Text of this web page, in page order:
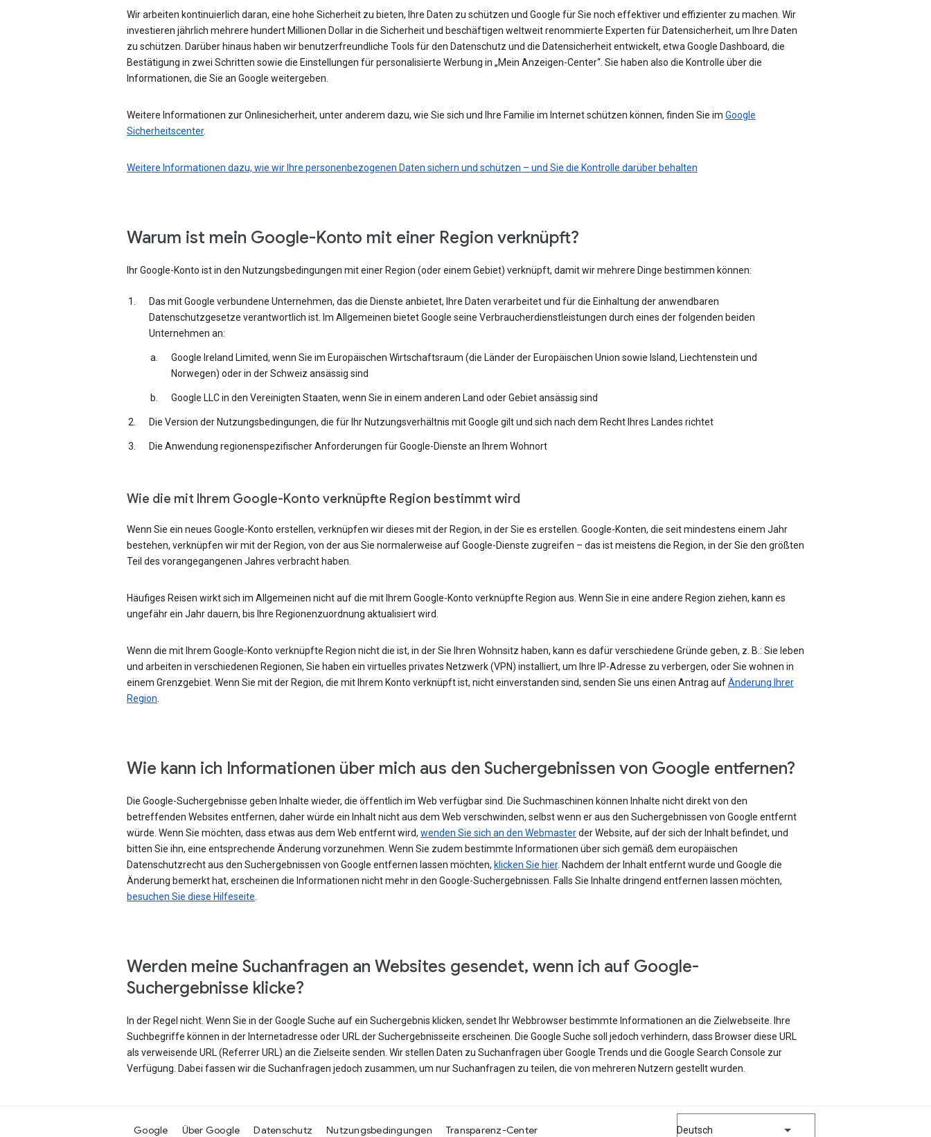
Wir arbeiten kontinuierlich daran, eine hohe Sicherheit zu bieten, Ihre Daten zu schützen und Google für Sie noch effektiver und effizienter zu machen. Wir
investieren jährlich mehrere hundert Millionen Dollar in die Sicherheit und beschäftigen weltweit renommierte Experten für Datensicherheit, um Ihre Daten
zu schützen. Darüber hinaus haben wir benutzerfreundliche Tools für den Datenschutz und die Datensicherheit entwickelt, etwa Google Dashboard, die
Bestätigung in zwei Schritten sowie die Einstellungen für personalisierte Werbung in „Mein Anzeigen-Center“. Sie haben also die Kontrolle über die
Informationen, die Sie an Google weitergeben.
Weitere Informationen zur Onlinesicherheit, unter anderem dazu, wie Sie sich und Ihre Familie im Internet schützen können, finden Sie im Google
Sicherheitscenter.
Weitere Informationen dazu, wie wir Ihre personenbezogenen Daten sichern und schützen – und Sie die Kontrolle darüber behalten
Warum ist mein Google-Konto mit einer Region verknüpft?
Ihr Google-Konto ist in den Nutzungsbedingungen mit einer Region (oder einem Gebiet) verknüpft, damit wir mehrere Dinge bestimmen können:
Das mit Google verbundene Unternehmen, das die Dienste anbietet, Ihre Daten verarbeitet und für die Einhaltung der anwendbaren
Datenschutzgesetze verantwortlich ist. Im Allgemeinen bietet Google seine Verbraucherdienstleistungen durch eines der folgenden beiden
Unternehmen an:
Google Ireland Limited, wenn Sie im Europäischen Wirtschaftsraum (die Länder der Europäischen Union sowie Island, Liechtenstein und
Norwegen) oder in der Schweiz ansässig sind
Google LLC in den Vereinigten Staaten, wenn Sie in einem anderen Land oder Gebiet ansässig sind
Die Version der Nutzungsbedingungen, die für Ihr Nutzungsverhältnis mit Google gilt und sich nach dem Recht Ihres Landes richtet
Die Anwendung regionenspezifischer Anforderungen für Google-Dienste an Ihrem Wohnort
Wie die mit Ihrem Google-Konto verknüpfte Region bestimmt wird
Wenn Sie ein neues Google-Konto erstellen, verknüpfen wir dieses mit der Region, in der Sie es erstellen. Google-Konten, die seit mindestens einem Jahr
bestehen, verknüpfen wir mit der Region, von der aus Sie normalerweise auf Google-Dienste zugreifen – das ist meistens die Region, in der Sie den größten
Teil des vorangegangenen Jahres verbracht haben.
Häufiges Reisen wirkt sich im Allgemeinen nicht auf die mit Ihrem Google-Konto verknüpfte Region aus. Wenn Sie in eine andere Region ziehen, kann es
ungefähr ein Jahr dauern, bis Ihre Regionenzuordnung aktualisiert wird.
Wenn die mit Ihrem Google-Konto verknüpfte Region nicht die ist, in der Sie Ihren Wohnsitz haben, kann es dafür verschiedene Gründe geben, z. B.: Sie leben
und arbeiten in verschiedenen Regionen, Sie haben ein virtuelles privates Netzwerk (VPN) installiert, um Ihre IP-Adresse zu verbergen, oder Sie wohnen in
einem Grenzgebiet. Wenn Sie mit der Region, die mit Ihrem Konto verknüpft ist, nicht einverstanden sind, senden Sie uns einen Antrag aufÄnderung Ihrer
Region
Wie kann ich Informationen über mich aus den Suchergebnissen von Google entfernen?
Die Google-Suchergebnisse geben Inhalte wieder, die öffentlich im Web verfügbar sind. Die Suchmaschinen können Inhalte nicht direkt von den
betreffenden Websites entfernen, daher würde ein Inhalt nicht aus dem Web verschwinden, selbst wenn er aus den Suchergebnissen von Google entfernt
würde. Wenn Sie möchten, dass etwas aus dem Web entfernt wird, wenden Sie sich an den Webmasterder Website, auf der sich der Inhalt befindet, und
bitten Sie ihn, eine entsprechende Änderung vorzunehmen. Wenn Sie zudem bestimmte Informationen über sich gemäß dem europäischen
Datenschutzrecht aus den Suchergebnissen von Google entfernen lassen möchten, klicken Sie hier. Nachdem der Inhalt entfernt wurde und Google die
Änderung bemerkt hat, erscheinen die Informationen nicht mehr in den Google-Suchergebnissen. Falls Sie Inhalte dringend entfernen lassen möchten,
besuchen Sie diese Hilfeseite
Werden meine Suchanfragen an Websites gesendet, wenn ich auf Google-
Suchergebnisse klicke?
In der Regel nicht. Wenn Sie in der Google Suche auf ein Suchergebnis klicken, sendet Ihr Webbrowser bestimmte Informationen an die Zielwebseite. Ihre
Suchbegriffe können in der Internetadresse oder URL der Suchergebnisseite erscheinen. Die Google Suche soll jedoch verhindern, dass Browser diese URL
als verweisende URL (Referrer URL) an die Zielseite senden. Wir stellen Daten zu Suchanfragen über Google Trends und die Google Search Console zur
Verfügung. Dabei fassen wir die Suchanfragen jedoch zusammen, um nur Suchanfragen zu teilen, die von mehreren Nutzern gestellt wurden.
Google Über Google Datenschutz Nutzungsbedingungen Transparenz-Center Deutsch